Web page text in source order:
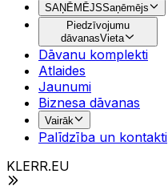
SAŅĒMĒJSSaņēmējs
Piedzīvojumu
dāvanasVieta
Dāvanu komplekti
Atlaides
Jaunumi
Biznesa dāvanas
Vairāk
Palīdzība un kontakti
KLERR.EU